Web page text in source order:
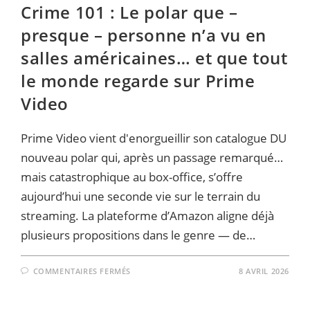
Crime 101 : Le polar que –
presque – personne n’a vu en
salles américaines… et que tout
le monde regarde sur Prime
Video
Prime Video vient d'enorgueillir son catalogue DU
nouveau polar qui, après un passage remarqué…
mais catastrophique au box-office, s’offre
aujourd’hui une seconde vie sur le terrain du
streaming. La plateforme d’Amazon aligne déjà
plusieurs propositions dans le genre — de…
COMMENTAIRES FERMÉS 8 AVRIL 2026